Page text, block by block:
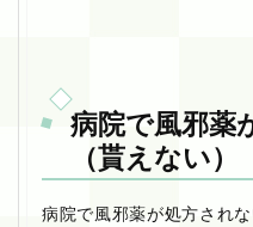
病院で風邪薬
（貰えない）
病院で風邪薬が処方され